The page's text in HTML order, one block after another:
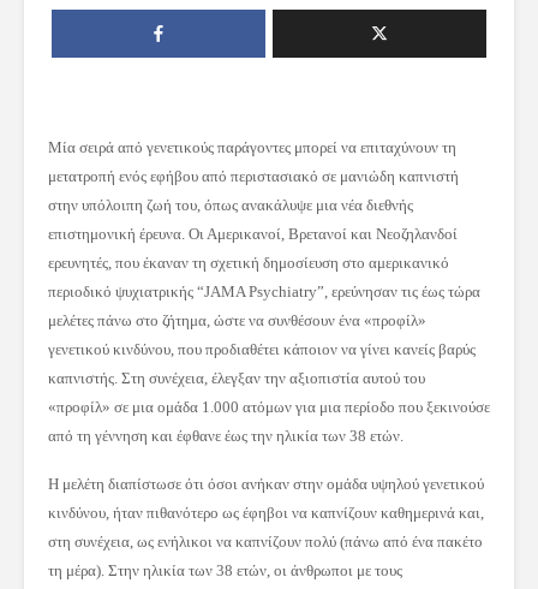
Μία σειρά από γενετικούς παράγοντες μπορεί να επιταχύνουν τη
μετατροπή ενός εφήβου από περιστασιακό σε μανιώδη καπνιστή
στην υπόλοιπη ζωή του, όπως ανακάλυψε μια νέα διεθνής
επιστημονική έρευνα. Οι Αμερικανοί, Βρετανοί και Νεοζηλανδοί
ερευνητές, που έκαναν τη σχετική δημοσίευση στο αμερικανικό
περιοδικό ψυχιατρικής “JAMA Psychiatry”, ερεύνησαν τις έως τώρα
μελέτες πάνω στο ζήτημα, ώστε να συνθέσουν ένα «προφίλ»
γενετικού κινδύνου, που προδιαθέτει κάποιον να γίνει κανείς βαρύς
καπνιστής. Στη συνέχεια, έλεγξαν την αξιοπιστία αυτού του
«προφίλ» σε μια ομάδα 1.000 ατόμων για μια περίοδο που ξεκινούσε
από τη γέννηση και έφθανε έως την ηλικία των 38 ετών.
Η μελέτη διαπίστωσε ότι όσοι ανήκαν στην ομάδα υψηλού γενετικού
κινδύνου, ήταν πιθανότερο ως έφηβοι να καπνίζουν καθημερινά και,
στη συνέχεια, ως ενήλικοι να καπνίζουν πολύ (πάνω από ένα πακέτο
τη μέρα). Στην ηλικία των 38 ετών, οι άνθρωποι με τους